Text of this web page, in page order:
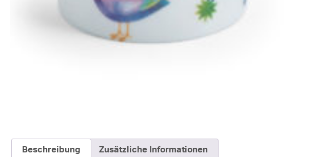
Beschreibung Zusätzliche Informationen